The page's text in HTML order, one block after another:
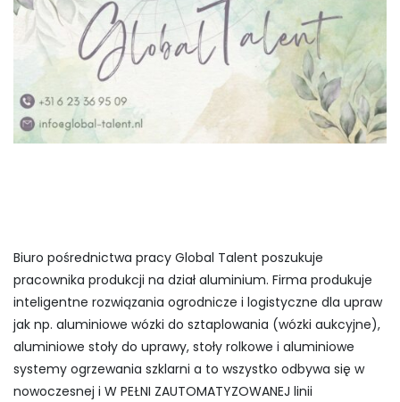
Biuro pośrednictwa pracy Global Talent poszukuje
pracownika produkcji na dział aluminium. Firma produkuje
inteligentne rozwiązania ogrodnicze i logistyczne dla upraw
jak np. aluminiowe wózki do sztaplowania (wózki aukcyjne),
aluminiowe stoły do uprawy, stoły rolkowe i aluminiowe
systemy ogrzewania szklarni a to wszystko odbywa się w
nowoczesnej i W PEŁNI ZAUTOMATYZOWANEJ linii